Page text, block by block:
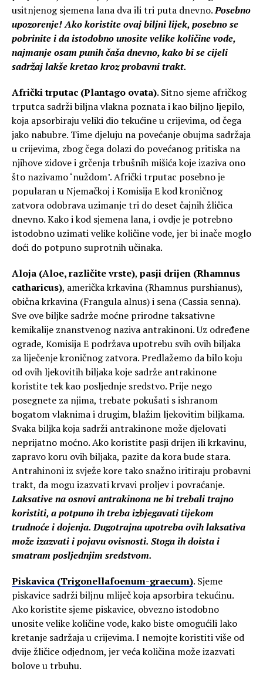
usitnjenog sjemena lana dva ili tri puta dnevno.Posebno
upozorenje! Ako koristite ovaj biljni lijek, posebno se
pobrinite i da istodobno unosite velike količine vode,
najmanje osam punih čaša dnevno, kako bi se cijeli
sadržaj lakše kretao kroz probavni trakt.
Afrički trputac (Plantago ovata). Sitno sjeme afričkog
trputca sadrži biljna vlakna poznata i kao biljno ljepilo,
koja apsorbiraju veliki dio tekućine u crijevima, od čega
jako nabubre. Time djeluju na povećanje obujma sadržaja
u crijevima, zbog čega dolazi do povećanog pritiska na
njihove zidove i grčenja trbušnih mišića koje izaziva ono
što nazivamo ‘nuždom’. Afrički trputac posebno je
popularan u Njemačkoj i Komisija E kod kroničnog
zatvora odobrava uzimanje tri do deset čajnih žličica
dnevno. Kako i kod sjemena lana, i ovdje je potrebno
istodobno uzimati velike količine vode, jer bi inače moglo
doći do potpuno suprotnih učinaka.
Aloja (Aloe, različite vrste), pasji drijen (Rhamnus
catharicus), američka krkavina (Rhamnus purshianus),
obična krkavina (Frangula alnus) i sena (Cassia senna).
Sve ove biljke sadrže moćne prirodne taksativne
kemikalije znanstvenog naziva antrakinoni. Uz određene
ograde, Komisija E podržava upotrebu svih ovih biljaka
za liječenje kroničnog zatvora. Predlažemo da bilo koju
od ovih ljekovitih biljaka koje sadrže antrakinone
koristite tek kao posljednje sredstvo. Prije nego
posegnete za njima, trebate pokušati s ishranom
bogatom vlaknima i drugim, blažim ljekovitim biljkama.
Svaka biljka koja sadrži antrakinone može djelovati
neprijatno moćno. Ako koristite pasji drijen ili krkavinu,
zapravo koru ovih biljaka, pazite da kora bude stara.
Antrahinoni iz svježe kore tako snažno iritiraju probavni
trakt, da mogu izazvati krvavi proljev i povraćanje.
Laksative na osnovi antrakinona ne bi trebali trajno
koristiti, a potpuno ih treba izbjegavati tijekom
trudnoće i dojenja. Dugotrajna upotreba ovih laksativa
može izazvati i pojavu ovisnosti. Stoga ih doista i
smatram posljednjim sredstvom.
Piskavica (Trigonellafoenum-graecum). Sjeme
piskavice sadrži biljnu mliječ koja apsorbira tekućinu.
Ako koristite sjeme piskavice, obvezno istodobno
unosite velike količine vode, kako biste omogućili lako
kretanje sadržaja u crijevima. I nemojte koristiti više od
dvije žličice odjednom, jer veća količina može izazvati
bolove u trbuhu.